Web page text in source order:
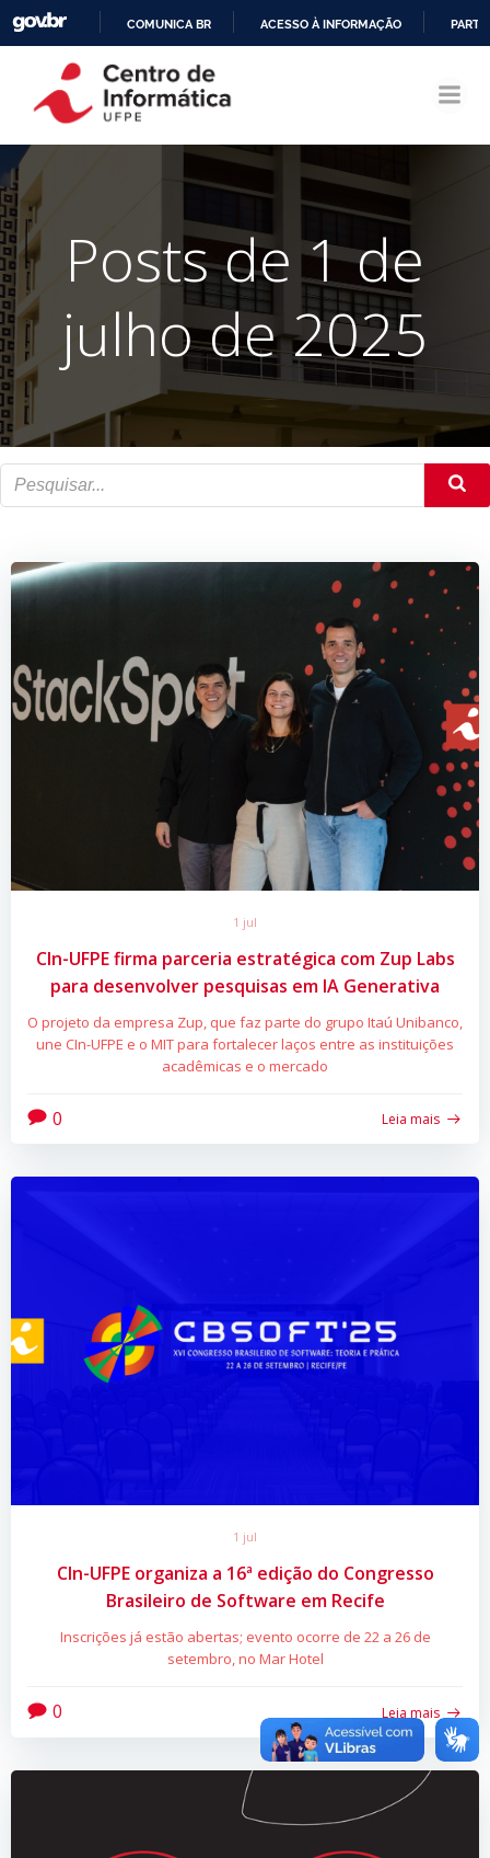
CONTEÚDO
COMUNICA BR ACESSO À INFORMAÇÃO
Posts de 1 de
julho de 2025
1 jul
CIn-UFPE firma parceria estratégica com Zup Labs
para desenvolver pesquisas em IA Generativa
O projeto da empresa Zup, que faz parte do grupo Itaú Unibanco,
une CIn-UFPE e o MIT para fortalecer laços entre as instituições
acadêmicas e o mercado
0 Leia mais
1 jul
CIn-UFPE organiza a 16ª edição do Congresso
Brasileiro de Software em Recife
Inscrições já estão abertas; evento ocorre de 22 a 26 de
setembro, no Mar Hotel
0 Leia mais